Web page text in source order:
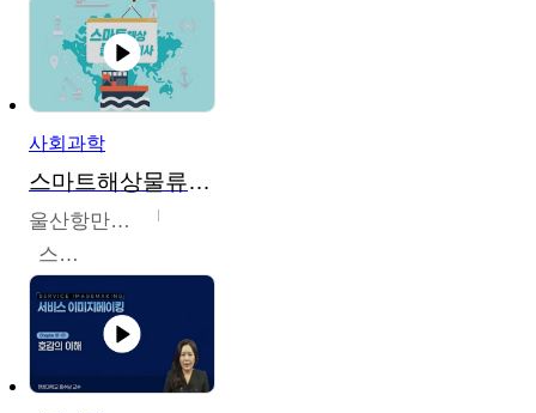
사회과학
스마트해상물류관리사 교육과정2
울산항만공사
스마트해상물류관리사 교육위원회